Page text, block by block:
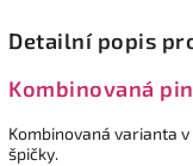
Detailní popis
Kombinovaná
Kombinovaná varianta
špičky.